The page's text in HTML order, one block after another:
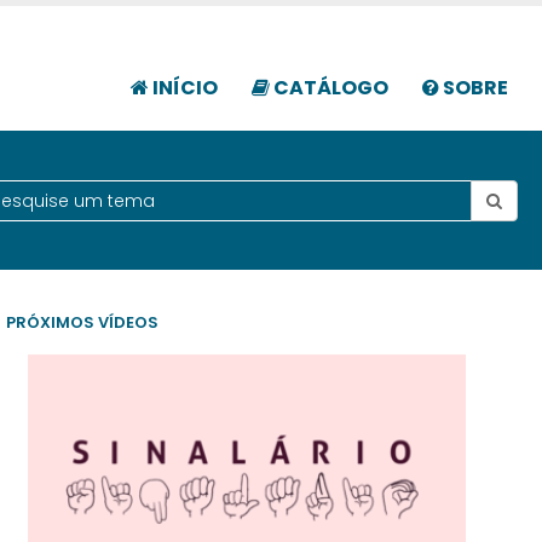
INÍCIO CATÁLOGO SOBRE
PRÓXIMOS VÍDEOS